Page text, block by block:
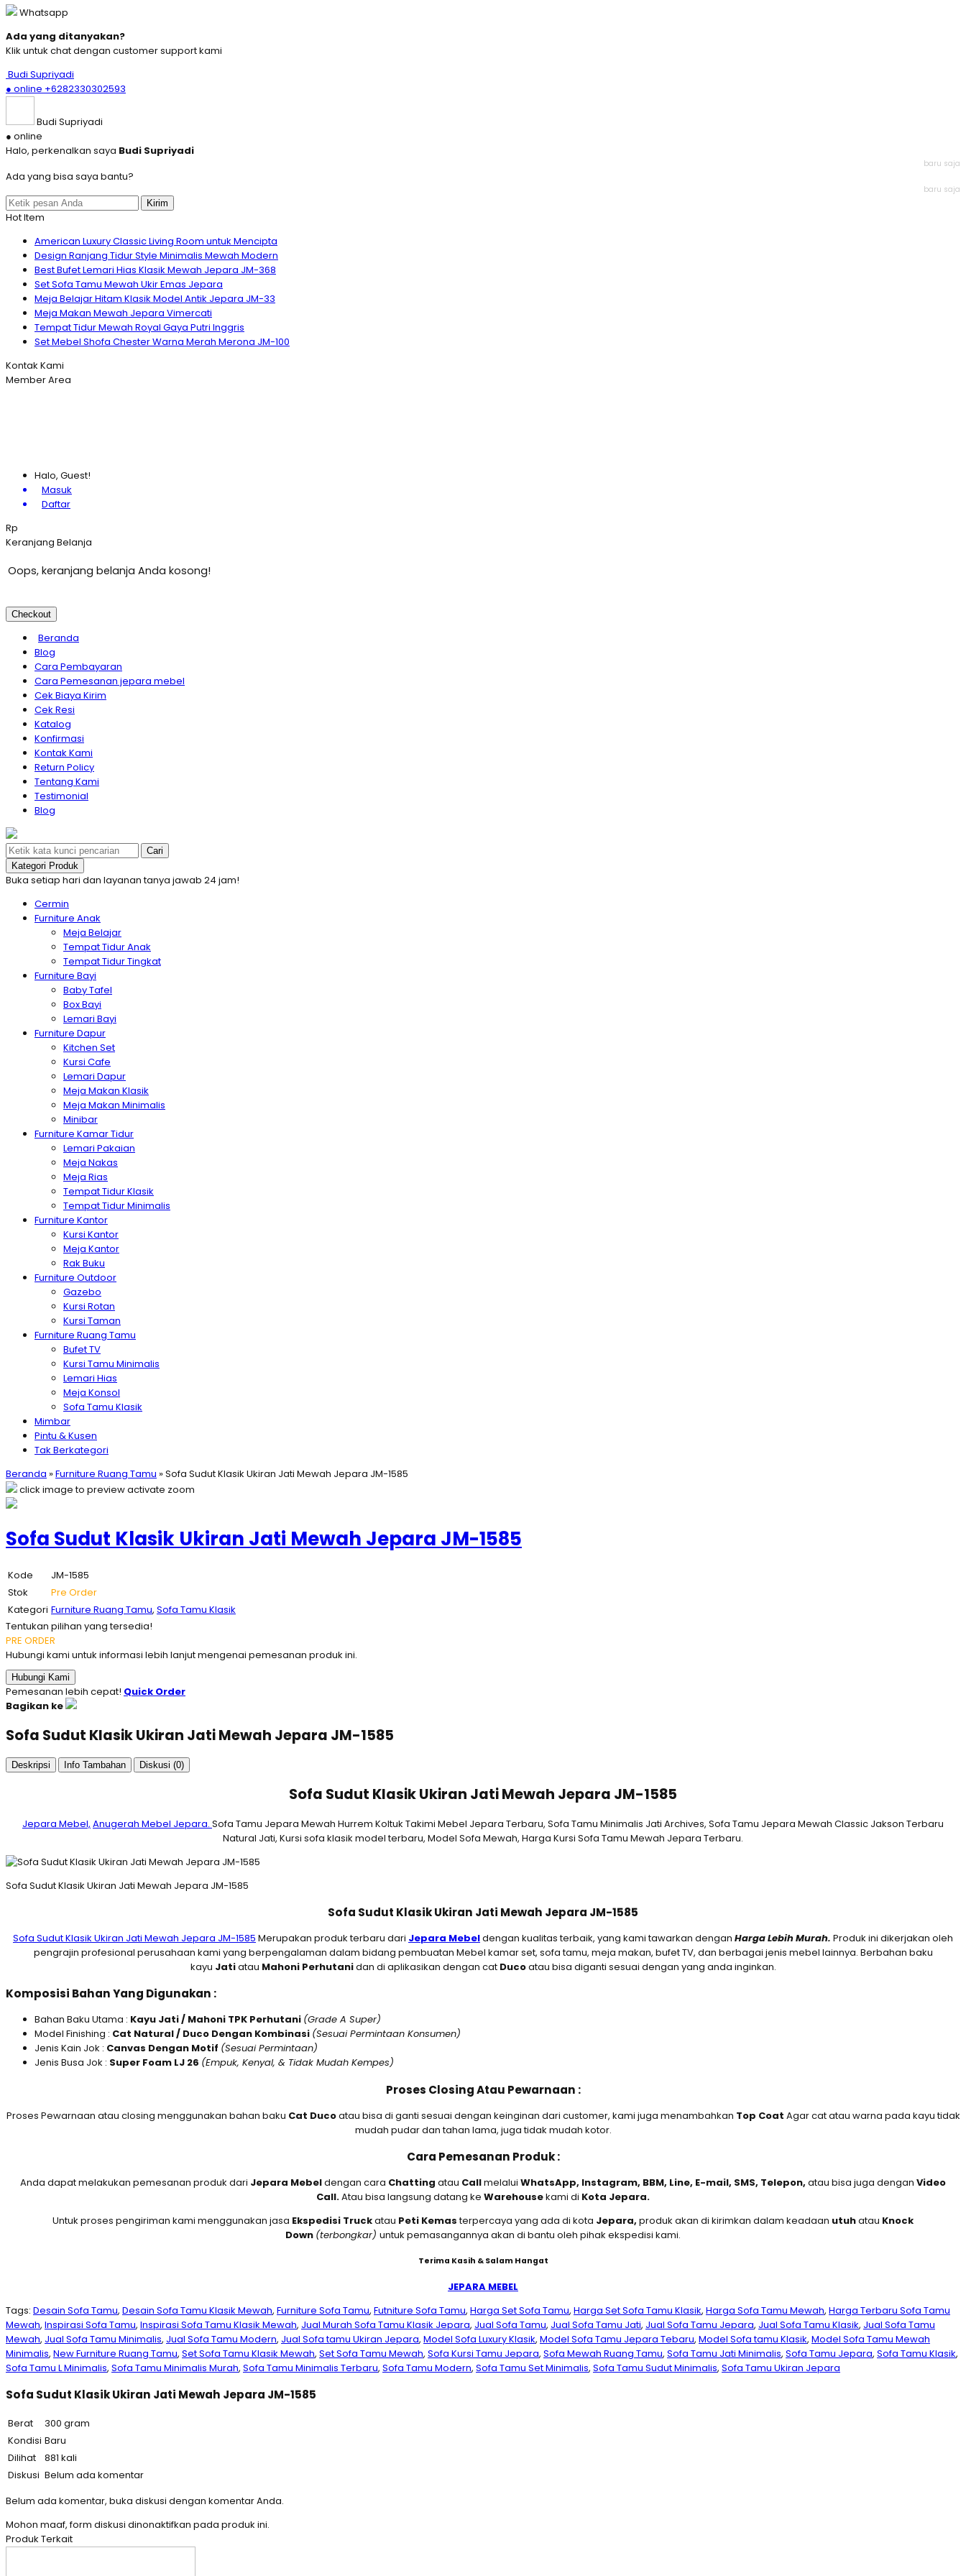
Whatsapp
Ada yang ditanyakan?
Klik untuk chat dengan customer support kami
Budi Supriyadi
● online +6282330302593
Budi Supriyadi
● online
Halo, perkenalkan saya Budi Supriyadi
baru saja
Ada yang bisa saya bantu?
baru saja
Kirim
Hot Item
American Luxury Classic Living Room untuk Mencipta
Design Ranjang Tidur Style Minimalis Mewah Modern
Best Bufet Lemari Hias Klasik Mewah Jepara JM-368
Set Sofa Tamu Mewah Ukir Emas Jepara
Meja Belajar Hitam Klasik Model Antik Jepara JM-33
Meja Makan Mewah Jepara Vimercati
Tempat Tidur Mewah Royal Gaya Putri Inggris
Set Mebel Shofa Chester Warna Merah Merona JM-100
Kontak Kami
Member Area
Halo, Guest!
Masuk
Daftar
Rp
Keranjang Belanja
Oops, keranjang belanja Anda kosong!
Checkout
Beranda
Blog
Cara Pembayaran
Cara Pemesanan jepara mebel
Cek Biaya Kirim
Cek Resi
Katalog
Konfirmasi
Kontak Kami
Return Policy
Tentang Kami
Testimonial
Blog
Cari
Kategori Produk
Buka setiap hari dan layanan tanya jawab 24 jam!
Cermin
Furniture Anak
Meja Belajar
Tempat Tidur Anak
Tempat Tidur Tingkat
Furniture Bayi
Baby Tafel
Box Bayi
Lemari Bayi
Furniture Dapur
Kitchen Set
Kursi Cafe
Lemari Dapur
Meja Makan Klasik
Meja Makan Minimalis
Minibar
Furniture Kamar Tidur
Lemari Pakaian
Meja Nakas
Meja Rias
Tempat Tidur Klasik
Tempat Tidur Minimalis
Furniture Kantor
Kursi Kantor
Meja Kantor
Rak Buku
Furniture Outdoor
Gazebo
Kursi Rotan
Kursi Taman
Furniture Ruang Tamu
Bufet TV
Kursi Tamu Minimalis
Lemari Hias
Meja Konsol
Sofa Tamu Klasik
Mimbar
Pintu & Kusen
Tak Berkategori
Beranda »Furniture Ruang Tamu »Sofa Sudut Klasik Ukiran Jati Mewah Jepara JM-1585
click image to previewactivate zoom
Sofa Sudut Klasik Ukiran Jati Mewah Jepara JM-1585
Kode
JM-1585
Stok
Pre Order
Kategori Furniture Ruang Tamu, Sofa Tamu Klasik
Tentukan pilihan yang tersedia!
PRE ORDER
Hubungi kami untuk informasi lebih lanjut mengenai pemesanan produk ini.
Hubungi Kami
Pemesanan lebih cepat! Quick Order
Bagikan ke
Sofa Sudut Klasik Ukiran Jati Mewah Jepara JM-1585
Deskripsi Info Tambahan Diskusi (0)
Sofa Sudut Klasik Ukiran Jati Mewah Jepara JM-1585
Jepara Mebel, Anugerah Mebel Jepara. Sofa Tamu Jepara Mewah Hurrem Koltuk Takimi Mebel Jepara Terbaru, Sofa Tamu Minimalis Jati Archives, Sofa Tamu Jepara Mewah Classic Jakson Terbaru
Natural Jati, Kursi sofa klasik model terbaru, Model Sofa Mewah, Harga Kursi Sofa Tamu Mewah Jepara Terbaru.
Sofa Sudut Klasik Ukiran Jati Mewah Jepara JM-1585
Sofa Sudut Klasik Ukiran Jati Mewah Jepara JM-1585
Sofa Sudut Klasik Ukiran Jati Mewah Jepara JM-1585 Merupakan produk terbaru dari Jepara Mebeldengan kualitas terbaik, yang kami tawarkan dengan Harga Lebih Murah. Produk ini dikerjakan oleh
pengrajin profesional perusahaan kami yang berpengalaman dalam bidang pembuatan Mebel kamar set, sofa tamu, meja makan, bufet TV, dan berbagai jenis mebel lainnya. Berbahan baku
kayu Jatiatau Mahoni Perhutanidan di aplikasikan dengan cat Ducoatau bisa diganti sesuai dengan yang anda inginkan.
Komposisi Bahan Yang Digunakan :
Bahan Baku Utama : Kayu Jati / Mahoni TPK Perhutani (Grade A Super)
Model Finishing : Cat Natural / Duco Dengan Kombinasi (Sesuai Permintaan Konsumen)
Jenis Kain Jok : Canvas Dengan Motif (Sesuai Permintaan)
Jenis Busa Jok : Super Foam LJ 26 (Empuk, Kenyal, & Tidak Mudah Kempes)
Proses Closing Atau Pewarnaan :
Proses Pewarnaan atau closing menggunakan bahan baku Cat Ducoatau bisa di ganti sesuai dengan keinginan dari customer, kami juga menambahkan Top Coat Agar cat atau warna pada kayu tidak
mudah pudar dan tahan lama, juga tidak mudah kotor.
Cara Pemesanan Produk :
Anda dapat melakukan pemesanan produk dari Jepara Mebeldengan cara Chatting atau Callmelalui WhatsApp, Instagram, BBM, Line, E-mail, SMS, Telepon, atau bisa juga dengan Video
Call.Atau bisa langsung datang ke Warehousekami di Kota Jepara.
Untuk proses pengiriman kami menggunakan jasa Ekspedisi Truckatau Peti Kemasterpercaya yang ada di kota Jepara, produk akan di kirimkan dalam keadaan utuhatau Knock
Down (terbongkar) untuk pemasangannya akan di bantu oleh pihak ekspedisi kami.
Terima Kasih & Salam Hangat
JEPARA MEBEL
Tags: Desain Sofa Tamu, Desain Sofa Tamu Klasik Mewah, Furniture Sofa Tamu, Futniture Sofa Tamu, Harga Set Sofa Tamu, Harga Set Sofa Tamu Klasik, Harga Sofa Tamu Mewah, Harga Terbaru Sofa Tamu
Mewah, Inspirasi Sofa Tamu, Inspirasi Sofa Tamu Klasik Mewah, Jual Murah Sofa Tamu Klasik Jepara, Jual Sofa Tamu, Jual Sofa Tamu Jati, Jual Sofa Tamu Jepara, Jual Sofa Tamu Klasik, Jual Sofa Tamu
Mewah, Jual Sofa Tamu Minimalis, Jual Sofa Tamu Modern, Jual Sofa tamu Ukiran Jepara, Model Sofa Luxury Klasik, Model Sofa Tamu Jepara Tebaru, Model Sofa tamu Klasik, Model Sofa Tamu Mewah
Minimalis, New Furniture Ruang Tamu, Set Sofa Tamu Klasik Mewah, Set Sofa Tamu Mewah, Sofa Kursi Tamu Jepara, Sofa Mewah Ruang Tamu, Sofa Tamu Jati Minimalis, Sofa Tamu Jepara, Sofa Tamu Klasik,
Sofa Tamu L Minimalis, Sofa Tamu Minimalis Murah, Sofa Tamu Minimalis Terbaru, Sofa Tamu Modern, Sofa Tamu Set Minimalis, Sofa Tamu Sudut Minimalis, Sofa Tamu Ukiran Jepara
Sofa Sudut Klasik Ukiran Jati Mewah Jepara JM-1585
Berat
300 gram
Kondisi Baru
Dilihat
881 kali
Diskusi Belum ada komentar
Belum ada komentar, buka diskusi dengan komentar Anda.
Mohon maaf, form diskusi dinonaktifkan pada produk ini.
Produk Terkait